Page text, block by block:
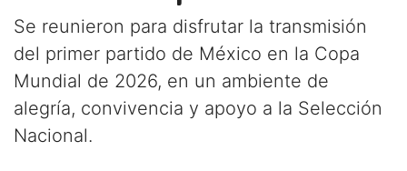
Se reunieron para disfrutar la transmisión
del primer partido de México en la Copa
Mundial de 2026, en un ambiente de
alegría, convivencia y apoyo a la Selección
Nacional.